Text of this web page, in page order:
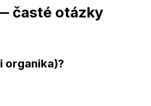
časté otázky
organika)?